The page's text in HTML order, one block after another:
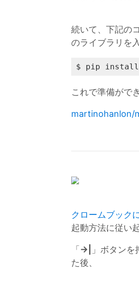
続いて、下記の
のライブラリを
$ pip install
これで準備がで
martinohanlon/
クロームブック
起動方法に従い
「 →|
」ボタン
た後、